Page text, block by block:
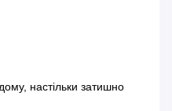
настільки затишно